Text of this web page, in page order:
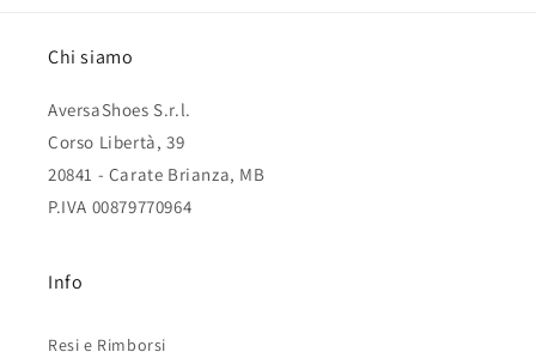
Chi siamo
AversaShoes S.r.l.
Corso Libertà, 39
20841 - Carate Brianza, MB
P.IVA 00879770964
Info
Resi e Rimborsi